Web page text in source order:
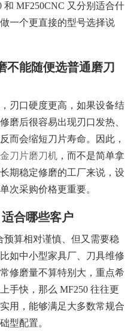
MF250CNC 又分别适合什
一个更直接的型号选择说
不能随便选普通磨刀
刃口硬度更高，如果设备结
磨后很容易出现刃口发热、
而会缩短刀片寿命。因此，
刀片磨刀机 ，而不是简单拿
期稳定修磨的工厂来说，设
次采购价格更重要。
合哪些客户
预算相对谨慎、但又需要稳
如中小型家具厂、刀具维修
修磨量不算特别大，重点希
手快，那么 MF250 往往更
用，能够满足大多数常规合
型配置。